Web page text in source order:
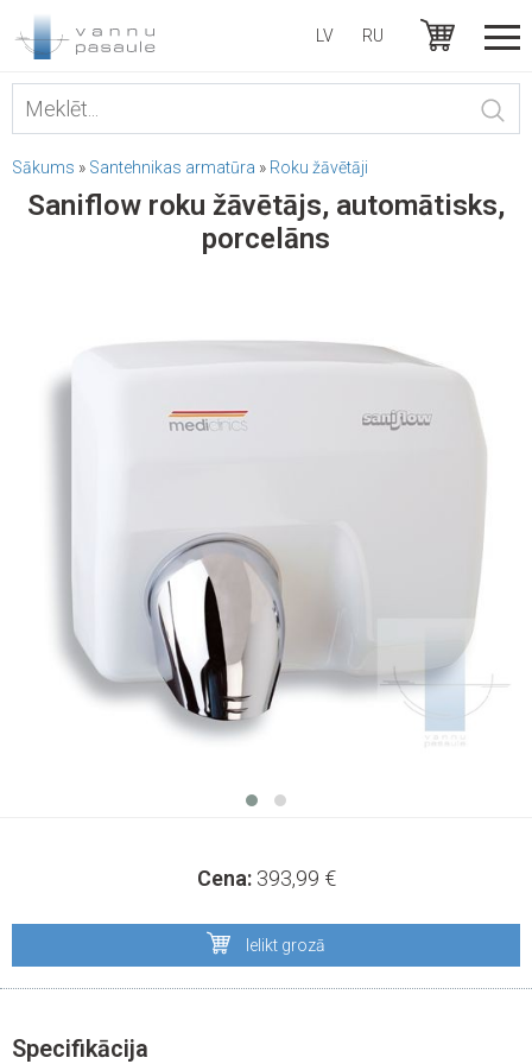
LV RU
Sākums » Santehnikas armatūra » Roku žāvētāji
Saniflow roku žāvētājs, automātisks,
porcelāns
Cena: 393,99 €
Ielikt grozā
Specifikācija